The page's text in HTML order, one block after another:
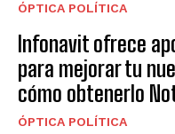
ÓPTICA POLÍTICA
Infonavit ofrece
para mejorar tu
cómo obtenerlo
ÓPTICA POLÍTICA